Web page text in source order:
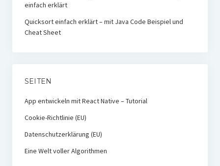
einfach erklärt
Quicksort einfach erklärt – mit Java Code Beispiel und
Cheat Sheet
SEITEN
App entwickeln mit React Native – Tutorial
Cookie-Richtlinie (EU)
Datenschutzerklärung (EU)
Eine Welt voller Algorithmen